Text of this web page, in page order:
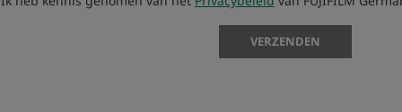
VERZENDEN